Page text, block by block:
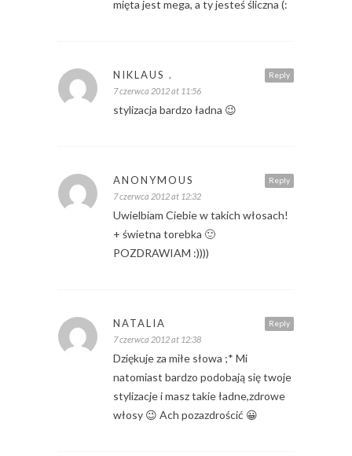
mięta jest mega, a ty jesteś śliczna (:
Reply
NIKLAUS .
7 czerwca 2012 at 11:56
stylizacja bardzo ładna 😉
Reply
ANONYMOUS
7 czerwca 2012 at 12:32
Uwielbiam Ciebie w takich włosach!
+ świetna torebka 🙂
POZDRAWIAM :))))
Reply
NATALIA
7 czerwca 2012 at 12:38
Dziękuje za miłe słowa ;* Mi
natomiast bardzo podobają się twoje
stylizacje i masz takie ładne,zdrowe
włosy 😉 Ach pozazdrościć 😀